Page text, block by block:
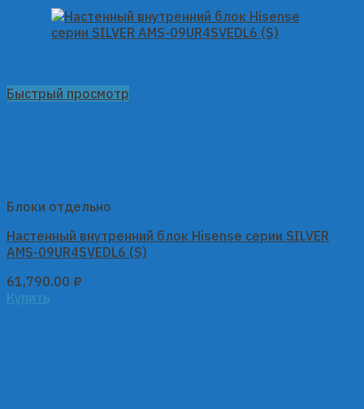
Быстрый просмотр
Блоки отдельно
Настенный внутренний блок Hisense серии SILVER
AMS-09UR4SVEDL6 (S)
61,790.00 ₽
Купить